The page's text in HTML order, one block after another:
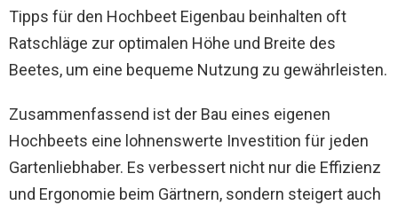
Tipps für den Hochbeet Eigenbau beinhalten oft
Ratschläge zur optimalen Höhe und Breite des
Beetes, um eine bequeme Nutzung zu gewährleisten.
Zusammenfassend ist der Bau eines eigenen
Hochbeets eine lohnenswerte Investition für jeden
Gartenliebhaber. Es verbessert nicht nur die Effizienz
und Ergonomie beim Gärtnern, sondern steigert auch